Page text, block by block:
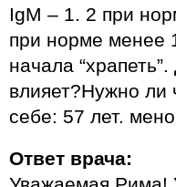
IgM – 1. 2 при
при норме менее
начала
влияет?Нужно ли
себе: 57 лет.
Ответ врача: